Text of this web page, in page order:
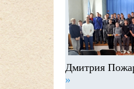
Дмитрия
»